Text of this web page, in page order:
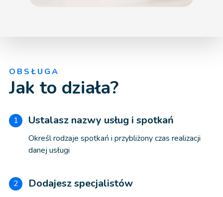
OBSŁUGA
Jak to działa?
1 Ustalasz nazwy usług i spotkań
Określ rodzaje spotkań i przybliżony czas realizacji
danej usługi
2 Dodajesz specjalistów